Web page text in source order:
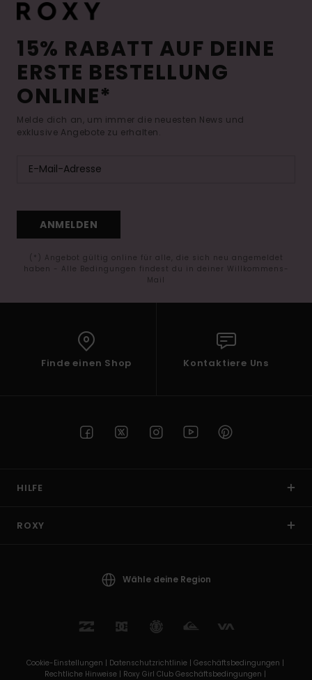
15% RABATT AUF DEINE
ERSTE BESTELLUNG
ONLINE*
Melde dich an, um immer die neuesten News und
exklusive Angebote zu erhalten.
ANMELDEN
(*) Angebot gültig online für alle, die sich neu angemeldet
haben - Alle Bedingungen findest du in deiner Willkommens-
Mail
Finde einen Shop Kontaktiere Uns
HILFE
ROXY
Wähle deine Region
Cookie-Einstellungen | Datenschutzrichtlinie | Geschäftsbedingungen |
Rechtliche Hinweise | Roxy Girl Club Geschäftsbedingungen |